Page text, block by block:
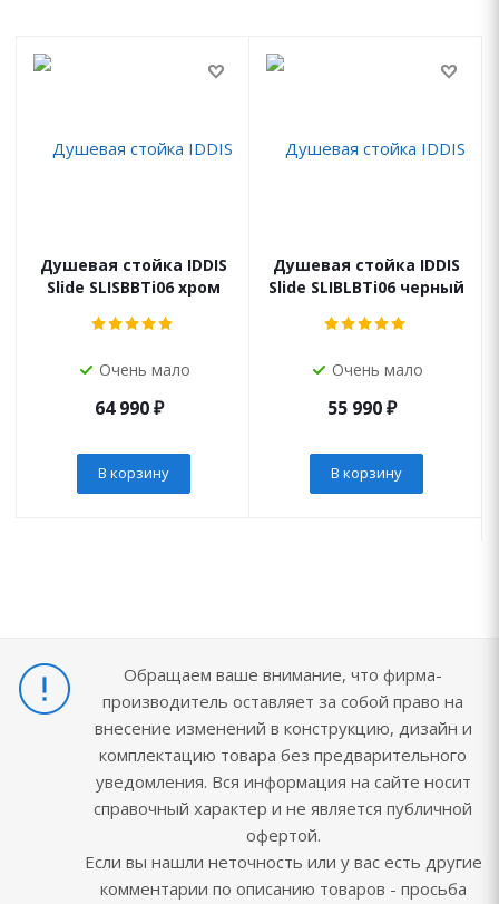
Душевая стойка IDDIS
Slide SLISBBTi06 хром
Очень мало
64 990₽
В корзину
Душевая стойка IDDIS
Slide SLIBLBTi06 черный
Очень мало
55 990₽
В корзину
Обращаем ваше внимание, что фирма-
производитель оставляет за собой право на
внесение изменений в конструкцию, дизайн и
комплектацию товара без предварительного
уведомления. Вся информация на сайте носит
справочный характер и не является публичной
офертой.
Если вы нашли неточность или у вас есть другие
комментарии по описанию товаров - просьба